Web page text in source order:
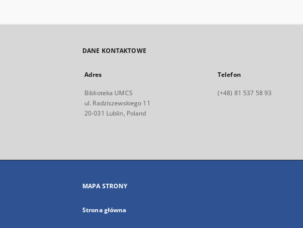
DANE KONTAKTOWE
Adres
Biblioteka UMCS
ul. Radziszewskiego 11
20-031 Lublin, Poland
Telefon
(+48) 81 537 58 93
MAPA STRONY
Strona główna